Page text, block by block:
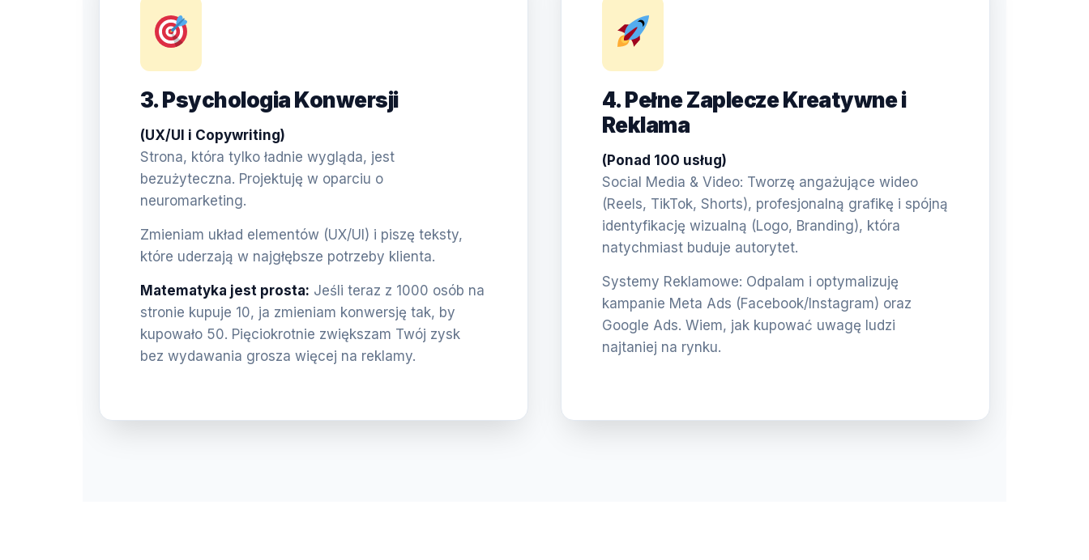
3. Psychologia Konwersji
(UX/UI i Copywriting)
Strona, która tylko ładnie wygląda, jest
bezużyteczna. Projektuję w oparciu o
neuromarketing.
Zmieniam układ elementów (UX/UI) i piszę teksty,
które uderzają w najgłębsze potrzeby klienta.
Matematyka jest prosta: Jeśli teraz z 1000 osób na
stronie kupuje 10, ja zmieniam konwersję tak, by
kupowało 50. Pięciokrotnie zwiększam Twój zysk
bez wydawania grosza więcej na reklamy.
4. Pełne Zaplecze Kreatywne i
Reklama
(Ponad 100 usług)
Social Media & Video: Tworzę angażujące wideo
(Reels, TikTok, Shorts), profesjonalną grafikę i spójną
identyfikację wizualną (Logo, Branding), która
natychmiast buduje autorytet.
Systemy Reklamowe: Odpalam i optymalizuję
kampanie Meta Ads (Facebook/Instagram) oraz
Google Ads. Wiem, jak kupować uwagę ludzi
najtaniej na rynku.